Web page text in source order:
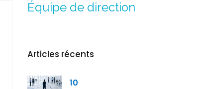
Équipe de direction
Articles récents
10